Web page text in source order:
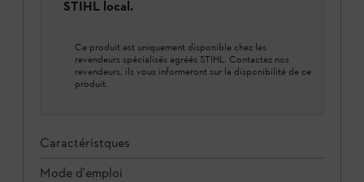
STIHL local.
Ce produit est uniquement disponible chez les
revendeurs spécialisés agréés STIHL. Contactez nos
revendeurs, ils vous informeront sur la disponibilité de ce
produit.
Caractéristques
Mode d'emploi